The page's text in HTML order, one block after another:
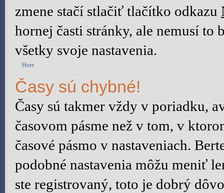
zmene stačí stlačiť tlačítko odkazu
hornej časti stránky, ale nemusí
všetky svoje nastavenia.
Hore
Časy sú chybné!
Časy sú takmer vždy v poriadku,
časovom pásme než v tom, v
časové pásmo v nastaveniach.
podobné nastavenia môžu meniť
ste registrovaný, toto je dobrý